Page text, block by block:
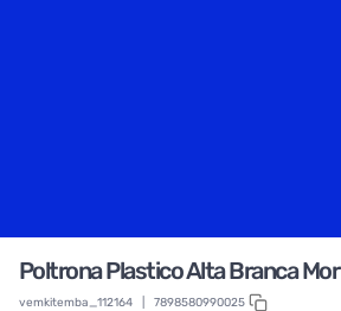
Poltrona Plastico Alta Branca Mor
vemkitemba_112164 7898580990025